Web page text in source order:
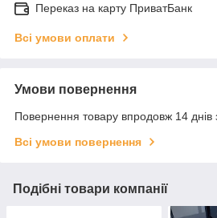
Переказ на карту ПриватБанк
Всі умови оплати
Умови повернення
Повернення товару впродовж 14 днів
Всі умови повернення
Подібні товари компанії